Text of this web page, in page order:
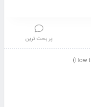
پر بحث ترین